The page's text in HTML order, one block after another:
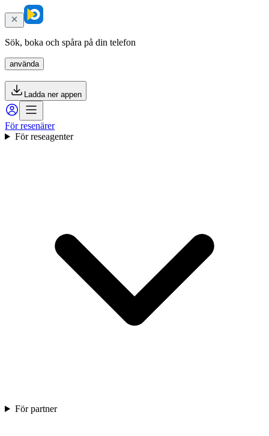
Sök, boka och spåra på din telefon
använda
Ladda ner appen
För resenärer
För reseagenter
För partner